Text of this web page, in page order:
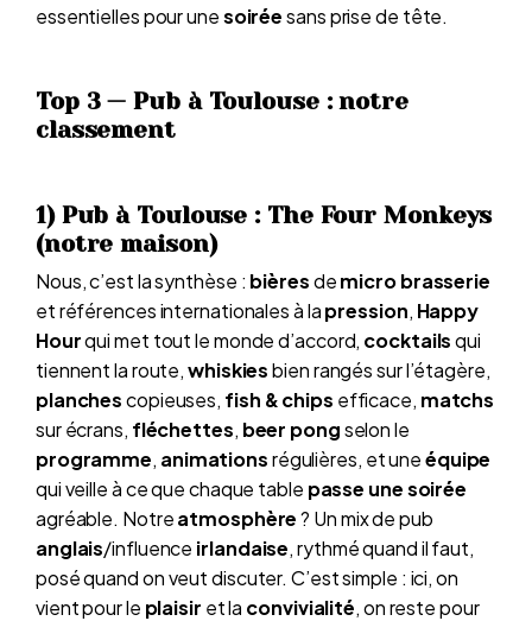
essentielles pour unesoiréesans prise de tête.
Top 3 — Pub à Toulouse : notre
classement
1) Pub à Toulouse : The Four Monkeys
(notre maison)
Nous, c’est la synthèse : bièresdemicro brasserie
et références internationales à lapression, Happy
Hourqui met tout le monde d’accord, cocktailsqui
tiennent la route,whiskiesbien rangés sur l’étagère,
planchescopieuses, fish & chips efficace, matchs
sur écrans, fléchettes, beer pongselon le
programme, animationsrégulières, et uneéquipe
qui veille à ce que chaque table passe une soirée
agréable. Notreatmosphère? Un mix de pub
anglais/influence irlandaise, rythmé quand il faut,
posé quand on veut discuter. C’est simple : ici, on
vient pour le plaisir et la convivialité, on reste pour